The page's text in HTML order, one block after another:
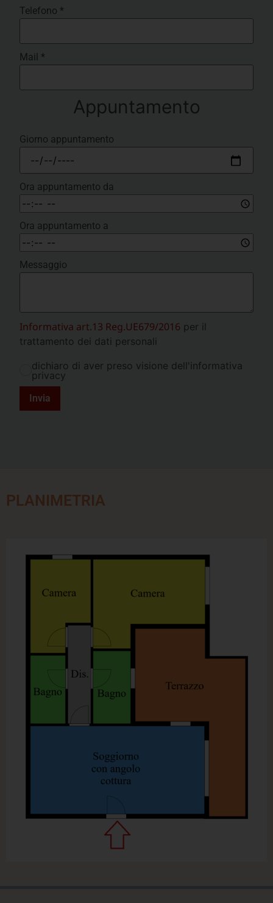
Telefono *
Mail *
Appuntamento
Giorno appuntamento
Ora appuntamento da
Ora appuntamento a
Messaggio
Informativa art.13 Reg.UE679/2016 per il
trattamento dei dati personali
dichiaro di aver preso visione dell'informativa
privacy
Invia
PLANIMETRIA